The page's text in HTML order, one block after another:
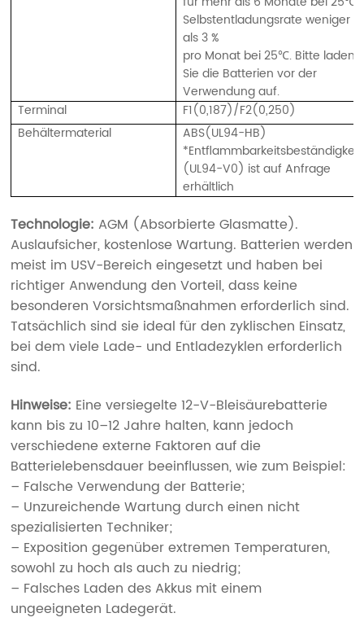
Selbstentladungsrate weniger
als 3 %
pro Monat bei 25℃. Bitte laden
Sie die Batterien vor der
Verwendung auf.
Terminal
F1(0,187)/F2(0,250)
Behältermaterial
ABS(UL94-HB)
*Entflammbarkeitsbeständigkeit
(UL94-V0) ist auf Anfrage
erhältlich
Technologie: AGM (Absorbierte Glasmatte).
Auslaufsicher, kostenlose Wartung. Batterien werden
meist im USV-Bereich eingesetzt und haben bei
richtiger Anwendung den Vorteil, dass keine
besonderen Vorsichtsmaßnahmen erforderlich sind.
Tatsächlich sind sie ideal für den zyklischen Einsatz,
bei dem viele Lade- und Entladezyklen erforderlich
sind.
Hinweise: Eine versiegelte 12-V-Bleisäurebatterie
kann bis zu 10–12 Jahre halten, kann jedoch
verschiedene externe Faktoren auf die
Batterielebensdauer beeinflussen, wie zum Beispiel:
– Falsche Verwendung der Batterie;
– Unzureichende Wartung durch einen nicht
spezialisierten Techniker;
– Exposition gegenüber extremen Temperaturen,
sowohl zu hoch als auch zu niedrig;
– Falsches Laden des Akkus mit einem
ungeeigneten Ladegerät.